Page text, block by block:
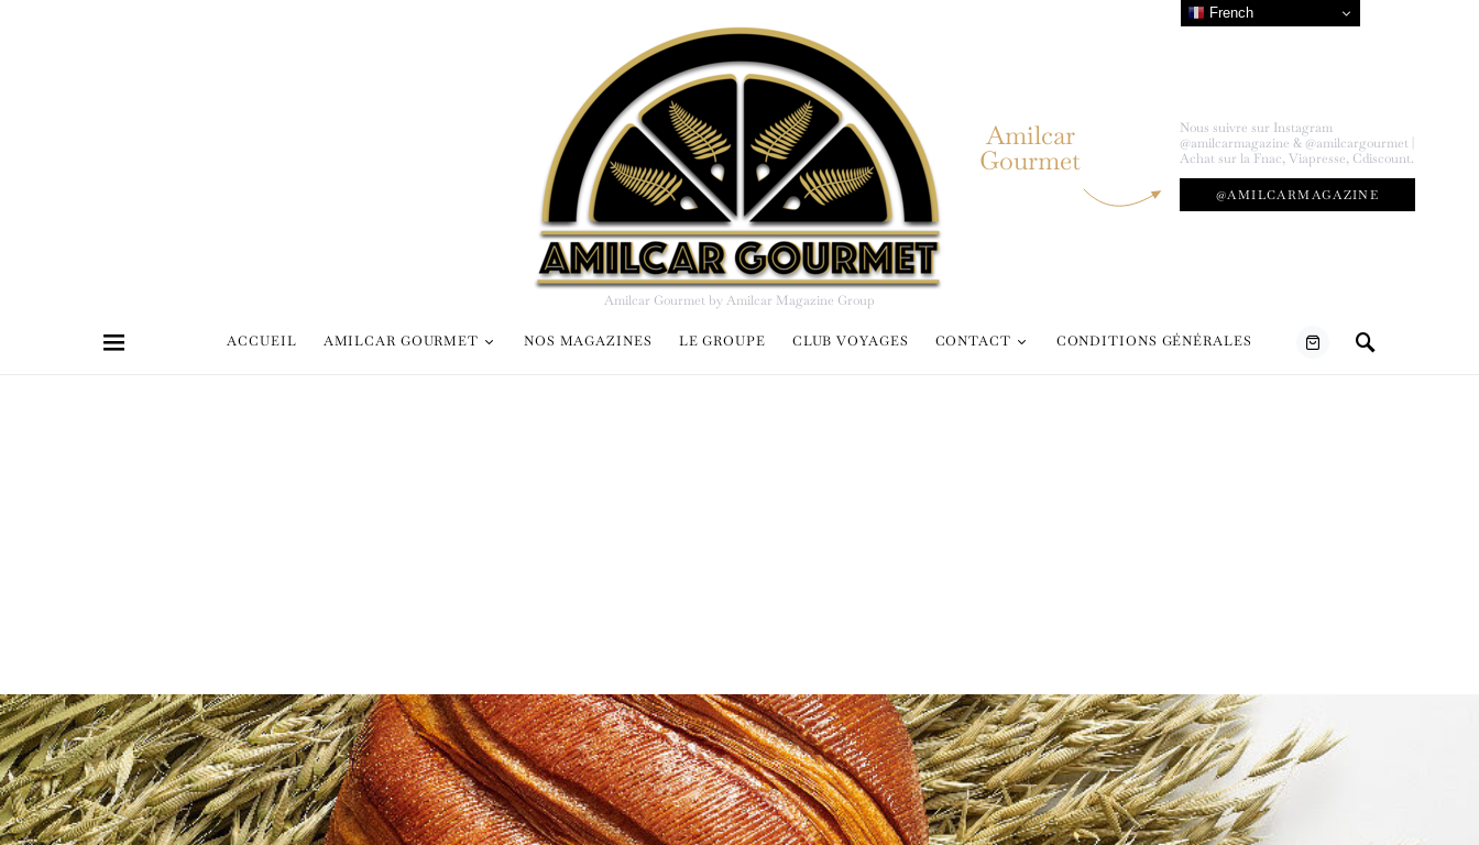
Amilcar Gourmet by Amilcar Magazine Group
Amilcar
Gourmet
Nous suivre sur Instagram
@amilcarmagazine & @amilcargourmet |
Achat sur la Fnac, Viapresse, Cdiscount.
@AMILCARMAGAZINE
ACCUEIL AMILCAR GOURMET NOS MAGAZINES LE GROUPE CLUB VOYAGES CONTACT CONDITIONS GÉNÉRALES
French